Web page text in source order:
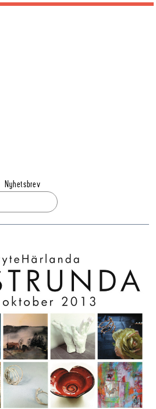
Nyhetsbrev